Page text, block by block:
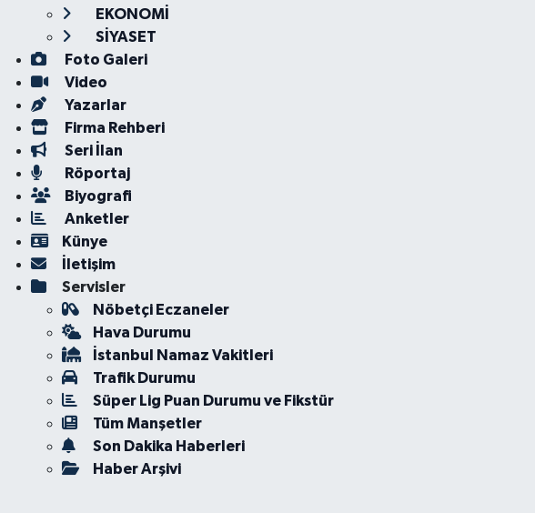
EKONOMİ
SİYASET
Foto Galeri
Video
Yazarlar
Firma Rehberi
Seri İlan
Röportaj
Biyografi
Anketler
Künye
İletişim
Servisler
Nöbetçi Eczaneler
Hava Durumu
İstanbul Namaz Vakitleri
Trafik Durumu
Süper Lig Puan Durumu ve Fikstür
Tüm Manşetler
Son Dakika Haberleri
Haber Arşivi